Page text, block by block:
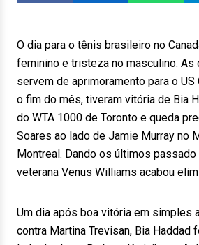
O dia para o tênis brasileiro no
feminino e tristeza no masculino.
servem de aprimoramento para o US
o fim do mês, tiveram vitória de Bia
do WTA 1000 de Toronto e queda
Soares ao lado de Jamie Murray no
Montreal. Dando os últimos passado
veterana Venus Williams acabou
Um dia após boa vitória em simples
contra Martina Trevisan, Bia Haddad